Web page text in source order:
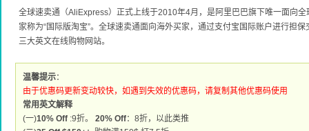
全球速卖通（AliExpress）正式上线于2010年4月，是阿里巴巴旗下唯一面向
家称为“国际版淘宝”。全球速卖通面向海外买家，通过支付宝国际账户进行担
三大英文在线购物网站。
温馨提示：
由于优惠码更新变动较快，如遇到失效的优惠码，请复制其他优惠码使用
常用英文解释
(一)10% Off :9折。 20% Off：8折，以此类推